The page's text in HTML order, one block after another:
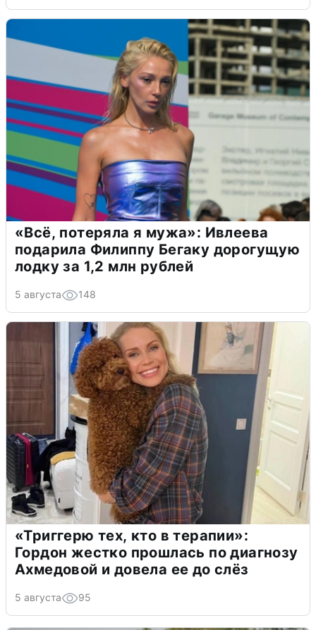
«Всё, потеряла я мужа»: Ивлеева
подарила Филиппу Бегаку дорогущую
лодку за 1,2 млн рублей
5 августа 148
«Триггерю тех, кто в терапии»:
Гордон жестко прошлась по диагнозу
Ахмедовой и довела ее до слёз
5 августа 95